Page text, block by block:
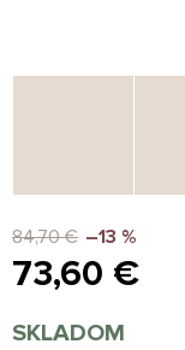
84,70 € –13 %
73,60 €
cena:
SKLADOM